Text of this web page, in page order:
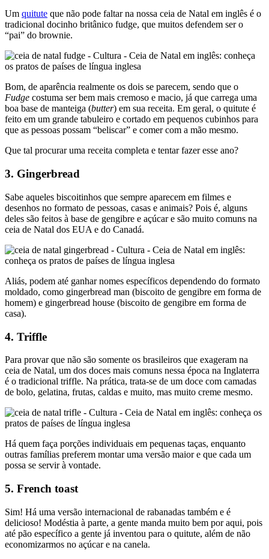
Um quitute que não pode faltar na nossa ceia de Natal em inglês é o
tradicional docinho britânico fudge, que muitos defendem ser o
“pai” do brownie.
Bom, de aparência realmente os dois se parecem, sendo que o
Fudge costuma ser bem mais cremoso e macio, já que carrega uma
boa base de manteiga (butter) em sua receita. Em geral, o quitute é
feito em um grande tabuleiro e cortado em pequenos cubinhos para
que as pessoas possam “beliscar” e comer com a mão mesmo.
Que tal procurar uma receita completa e tentar fazer esse ano?
3. Gingerbread
Sabe aqueles biscoitinhos que sempre aparecem em filmes e
desenhos no formato de pessoas, casas e animais? Pois é, alguns
deles são feitos à base de gengibre e açúcar e são muito comuns na
ceia de Natal dos EUA e do Canadá.
Aliás, podem até ganhar nomes específicos dependendo do formato
moldado, como gingerbread man (biscoito de gengibre em forma de
homem) e gingerbread house (biscoito de gengibre em forma de
casa).
4. Triffle
Para provar que não são somente os brasileiros que exageram na
ceia de Natal, um dos doces mais comuns nessa época na Inglaterra
é o tradicional triffle. Na prática, trata-se de um doce com camadas
de bolo, gelatina, frutas, caldas e muito, mas muito creme mesmo.
Há quem faça porções individuais em pequenas taças, enquanto
outras famílias preferem montar uma versão maior e que cada um
possa se servir à vontade.
5. French toast
Sim! Há uma versão internacional de rabanadas também e é
delicioso! Modéstia à parte, a gente manda muito bem por aqui, pois
até pão específico a gente já inventou para o quitute, além de não
economizarmos no açúcar e na canela.